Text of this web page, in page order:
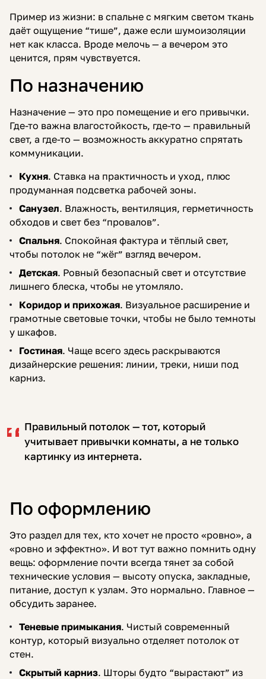
Пример из жизни: в спальне с мягким светом ткань
даёт ощущение “тише”, даже если шумоизоляции
нет как класса. Вроде мелочь — а вечером это
ценится, прям чувствуется.
По назначению
Назначение — это про помещение и его привычки.
Где-то важна влагостойкость, где-то — правильный
свет, а где-то — возможность аккуратно спрятать
коммуникации.
Кухня. Ставка на практичность и уход, плюс
продуманная подсветка рабочей зоны.
Санузел. Влажность, вентиляция, герметичность
обходов и свет без “провалов”.
Спальня. Спокойная фактура и тёплый свет,
чтобы потолок не “жёг” взгляд вечером.
Детская. Ровный безопасный свет и отсутствие
лишнего блеска, чтобы не утомляло.
Коридор и прихожая. Визуальное расширение и
грамотные световые точки, чтобы не было темноты
у шкафов.
Гостиная. Чаще всего здесь раскрываются
дизайнерские решения: линии, треки, ниши под
карниз.
Правильный потолок — тот, который
учитывает привычки комнаты, а не только
картинку из интернета.
По оформлению
Это раздел для тех, кто хочет не просто «ровно», а
«ровно и эффектно». И вот тут важно помнить одну
вещь: оформление почти всегда тянет за собой
технические условия — высоту опуска, закладные,
питание, доступ к узлам. Это нормально. Главное —
обсудить заранее.
Теневые примыкания. Чистый современный
контур, который визуально отделяет потолок от
стен.
Скрытый карниз. Шторы будто “вырастают” из